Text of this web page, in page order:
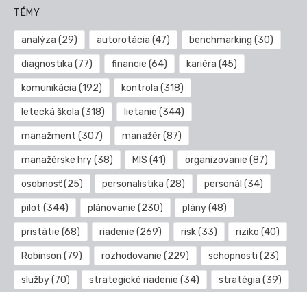
TÉMY
analýza (29) autorotácia (47) benchmarking (30)
diagnostika (77) financie (64) kariéra (45)
komunikácia (192) kontrola (318)
letecká škola (318) lietanie (344)
manažment (307) manažér(87)
manažérske hry(38) MIS (41) organizovanie (87)
osobnosť(25) personalistika (28) personál (34)
pilot (344) plánovanie (230) plány(48)
pristátie (68) riadenie (269) risk(33) riziko (40)
Robinson (79) rozhodovanie (229) schopnosti (23)
služby(70) strategické riadenie (34) stratégia (39)